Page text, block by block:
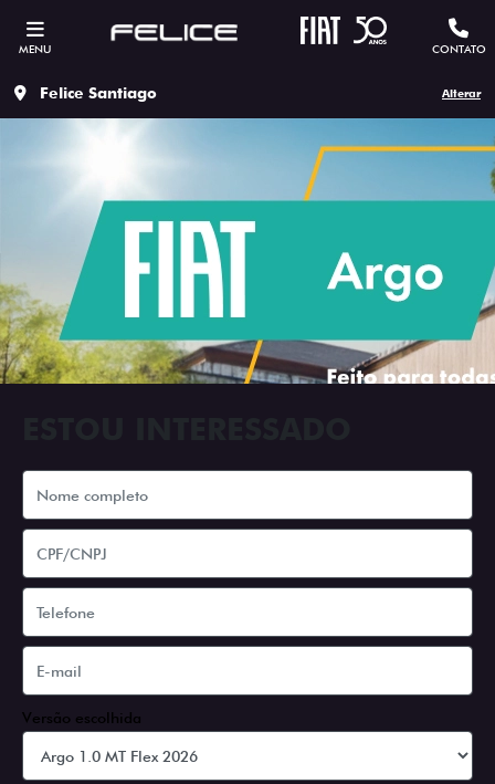
MENU CONTATO
Felice Santiago Alterar
Versão escolhida